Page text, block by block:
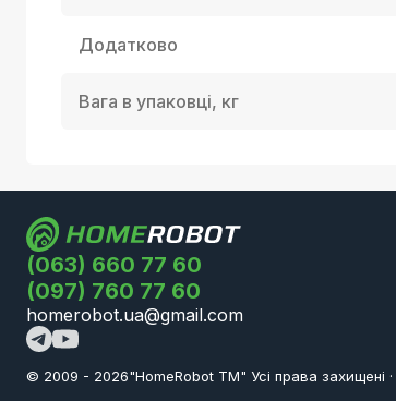
Додатково
Вага в упаковці, кг
(063) 660 77 60
(097) 760 77 60
homerobot.ua@gmail.com
© 2009 - 2026"HomeRobot ТМ" Усi права захищені ·